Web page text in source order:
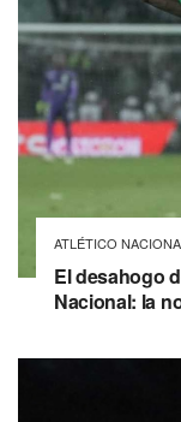
ATLÉTICO
El desahogo
Nacional: la